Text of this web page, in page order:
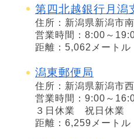
第四北越銀行月潟
住所：新潟県新潟市
営業時間：8:00～
距離：5,062メートル
潟東郵便局
住所：新潟県新潟市
営業時間：9:00～
３日休業 祝日休業
距離：6,259メートル